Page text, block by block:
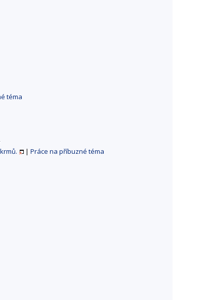
téma
| Práce na příbuzné téma